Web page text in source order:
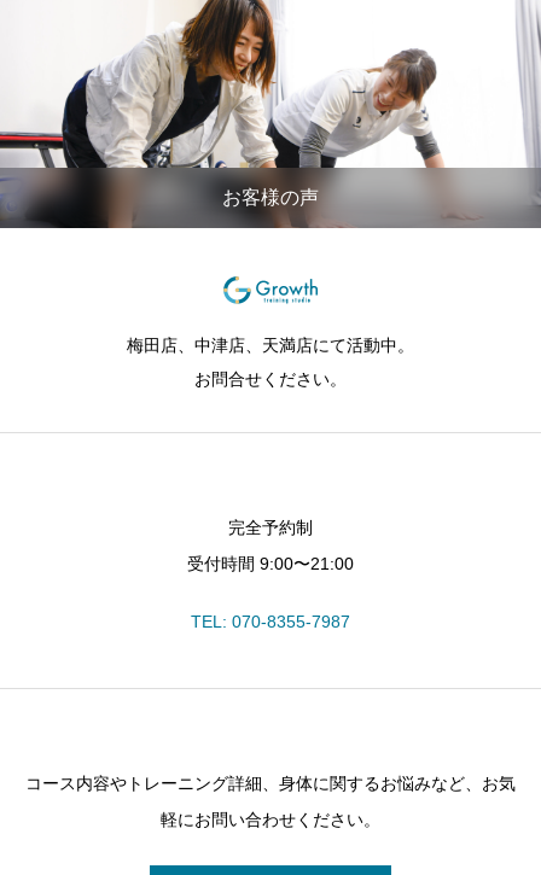
お客様の声
梅田店、中津店、天満店にて活動中。
お問合せください。
完全予約制
受付時間 9:00〜21:00
TEL: 070-8355-7987
コース内容やトレーニング詳細、身体に関するお悩みなど、お気
軽にお問い合わせください。